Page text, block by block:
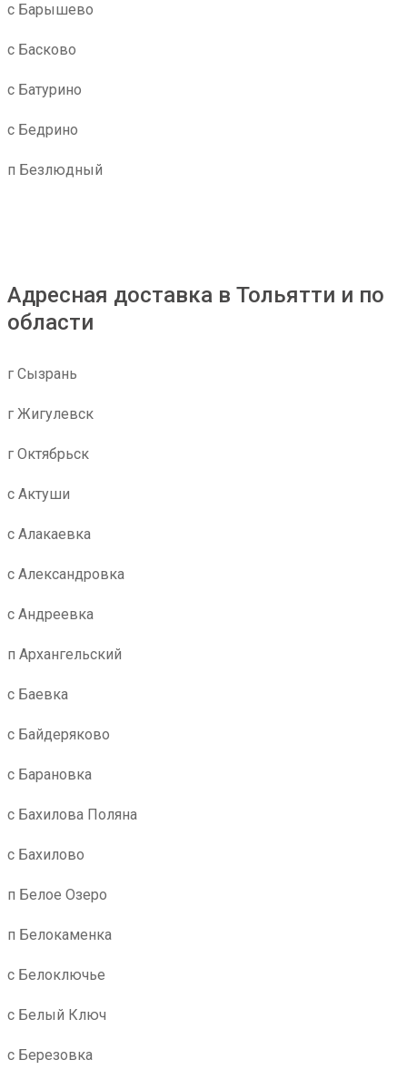
с Барышево
с Басково
с Батурино
с Бедрино
п Безлюдный
Адресная доставка в Тольятти и по
области
г Сызрань
г Жигулевск
г Октябрьск
с Актуши
с Алакаевка
с Александровка
с Андреевка
п Архангельский
с Баевка
с Байдеряково
с Барановка
с Бахилова Поляна
с Бахилово
п Белое Озеро
п Белокаменка
с Белоключье
с Белый Ключ
с Березовка